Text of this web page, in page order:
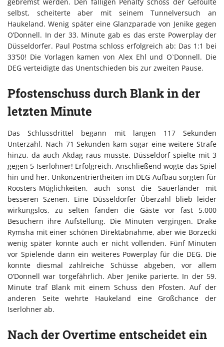
gebremst werden. Den fälligen Penalty schoss der Gefoulte
selbst, scheiterte aber mit seinem Tunnelversuch an
Haukeland. Wenig später eine Glanzparade von Jenike gegen
O’Donnell. In der 33. Minute gab es das erste Powerplay der
Düsseldorfer. Paul Postma schloss erfolgreich ab: Das 1:1 bei
33‘50! Die Vorlagen kamen von Alex Ehl und O`Donnell. Die
DEG verteidigte das Unentschieden bis zur zweiten Pause.
Pfostenschuss durch Blank in der
letzten Minute
Das Schlussdrittel begann mit langen 117 Sekunden
Unterzahl. Nach 71 Sekunden kam sogar eine weitere Strafe
hinzu, da auch Akdag raus musste. Düsseldorf spielte mit 3
gegen 5 Iserlohner! Erfolgreich. Anschließend wogte das Spiel
hin und her. Unkonzentriertheiten im DEG-Aufbau sorgten für
Roosters-Möglichkeiten, auch sonst die Sauerländer mit
besseren Szenen. Eine Düsseldorfer Überzahl blieb leider
wirkungslos, zu selten fanden die Gäste vor fast 5.000
Besuchern ihre Aufstellung. Die Minuten vergingen. Drake
Rymsha mit einer schönen Direktabnahme, aber wie Borzecki
wenig später konnte auch er nicht vollenden. Fünf Minuten
vor Spielende dann ein weiteres Powerplay für die DEG. Die
konnte diesmal zahlreiche Schüsse abgeben, vor allem
O’Donnell war torgefährlich. Aber Jenike parierte. In der 59.
Minute traf Blank mit einem Schuss den Pfosten. Auf der
anderen Seite wehrte Haukeland eine Großchance der
Iserlohner ab.
Nach der Overtime entscheidet ein